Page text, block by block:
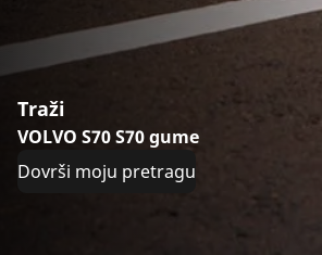
Traži
VOLVO S70 S70 gume
Dovrši moju pretragu